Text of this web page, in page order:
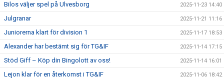
Bilos väljer spel på Ulvesborg 2025-11-23 14:40
Julgranar 2025-11-21 11:16
Juniorerna klart för division 1 2025-11-17 18:53
Alexander har bestämt sig för TG&IF 2025-11-14 17:15
Stöd Giff – Köp din Bingolott av oss! 2025-11-14 16:01
Lejon klar för en återkomst i TG&IF 2025-11-06 18:42